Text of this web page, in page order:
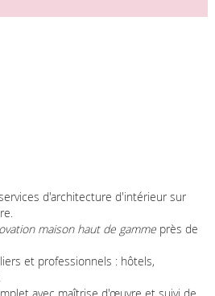
d'architecture d'intérieur sur
maison haut de gammeprès de
et professionnels : hôtels,
avec maîtrise d'œuvre et suivi de